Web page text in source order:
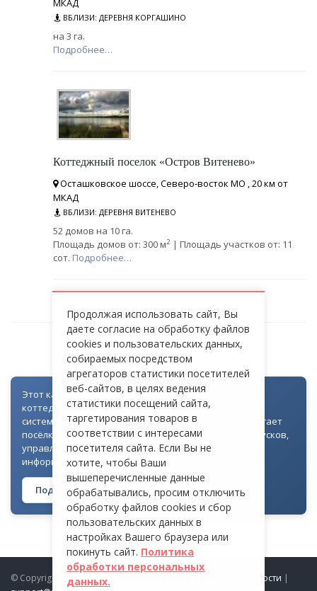
МКАД
ВБЛИЗИ: ДЕРЕВНЯ КОРГАШИНО
на 3 га.
Подробнее…
Коттеджный поселок «Остров Витенево»
Осташковское шоссе, Северо-восток МО , 20 км от
МКАД
ВБЛИЗИ: ДЕРЕВНЯ ВИТЕНЕВО
52 домов на 10 га.
Площадь домов от: 300 м2 | Площадь участков от: 11
сот. Подробнее…
ОСТАШКОВСКОЕ ШОССЕ
Этот каталог создан как часть цифровой экосистемы
коттеджных посёлков: для всех объектов доступна
система контроля доступа через Telegram. Она помогает
посёлкам автоматизировать выдачу гостевых пропусков,
управлять доступом на территорию и оперативно
информировать жителей
Подробнее о технологии →
© Copyright 2026 ProDomiki.ru | Политика конфиденциальности |
Продолжая использовать сайт, Вы
даете согласие на обработку файлов
cookies и пользовательских данных,
собираемых посредством
агрегаторов статистики посетителей
веб-сайтов, в целях ведения
статистики посещений сайта,
таргетирования товаров в
соответствии с интересами
посетителя сайта. Если Вы не
хотите, чтобы Ваши
вышеперечисленные данные
обрабатывались, просим отключить
обработку файлов cookies и сбор
пользовательских данных в
настройках Вашего браузера или
покинуть сайт. Политика
обработки персональных
данных.